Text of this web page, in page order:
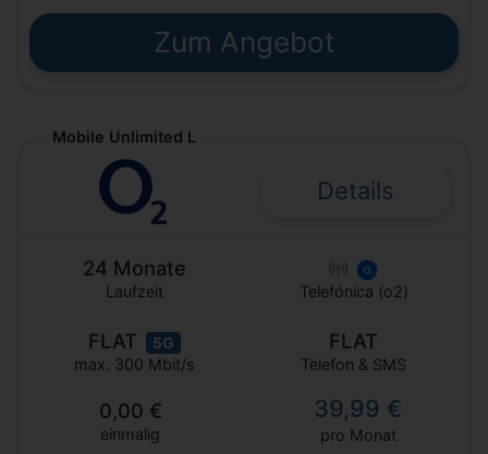
Zum Angebot
Mobile Unlimited L
Details
24 Monate
Laufzeit Telefónica (o2)
FLAT 5G
max. 300 Mbit/s
FLAT
Telefon & SMS
0,00 €
einmalig
39,99 €
pro Monat